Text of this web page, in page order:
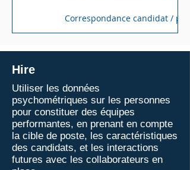
Correspondance candidat /
Hire
Utiliser les données
psychométriques sur les personnes
pour constituer des équipes
performantes, en prenant en compte
la cible de poste, les caractéristiques
des candidats, et les interactions
futures avec les collaborateurs en